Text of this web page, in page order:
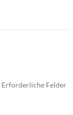
Erforderliche Felder